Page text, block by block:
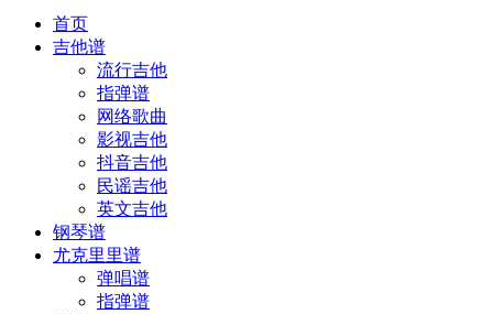
首页
吉他谱
流行吉他
指弹谱
网络歌曲
影视吉他
抖音吉他
民谣吉他
英文吉他
钢琴谱
尤克里里谱
弹唱谱
指弹谱